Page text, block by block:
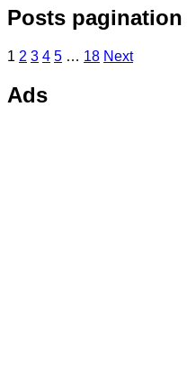
Posts pagination
1 2 3 4 5 … 18 Next
Ads